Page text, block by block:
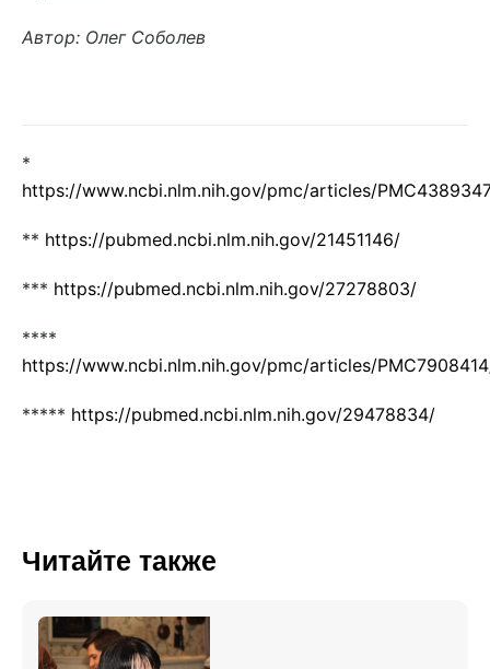
Автор: Олег Соболев
*
https://www.ncbi.nlm.nih.gov/pmc/articles/
** https://pubmed.ncbi.nlm.nih.gov/21451146/
*** https://pubmed.ncbi.nlm.nih.gov/27278803/
****
https://www.ncbi.nlm.nih.gov/pmc/articles/
***** https://pubmed.ncbi.nlm.nih.gov/29478834/
Читайте также